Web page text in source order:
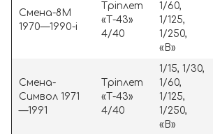
Смена-8М
1970—1990-і
Тріплет
«Т-43»
4/40
1/60,
1/125,
1/250,
«В»
Смена-
Символ 1971
—1991
Тріплет
«Т-43»
4/40
1/15, 1/30,
1/60,
1/125,
1/250,
«В»